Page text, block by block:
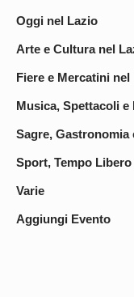
Oggi nel Lazio
Arte e Cultura nel
Fiere e Mercatini nel
Musica, Spettacoli e
Sagre, Gastronomia
Sport, Tempo
Varie
Aggiungi Evento